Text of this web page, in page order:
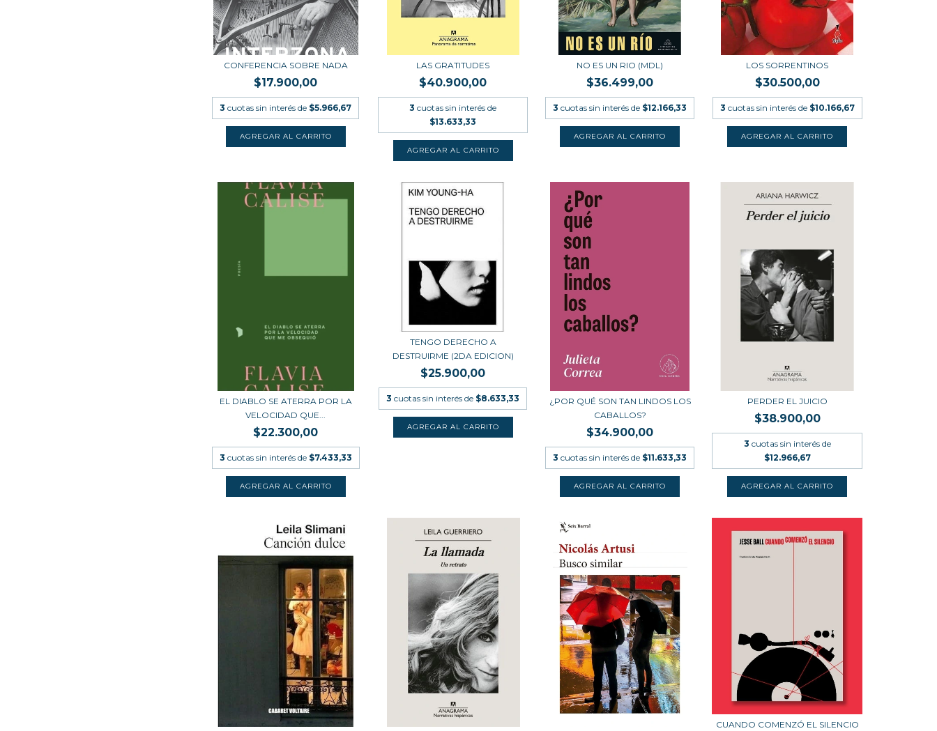
CONFERENCIA SOBRE NADA
$17.900,00
3 cuotas sin interés de $5.966,67
LAS GRATITUDES
$40.900,00
3 cuotas sin interés de
$13.633,33
NO ES UN RIO (MDL)
$36.499,00
3 cuotas sin interés de $12.166,33
LOS SORRENTINOS
$30.500,00
3 cuotas sin interés de $10.166,67
EL DIABLO SE ATERRA POR LA
VELOCIDAD QUE...
$22.300,00
3 cuotas sin interés de $7.433,33
TENGO DERECHO A
DESTRUIRME (2DA EDICION)
$25.900,00
3 cuotas sin interés de $8.633,33
¿POR QUÉ SON TAN LINDOS LOS
CABALLOS?
$34.900,00
3 cuotas sin interés de $11.633,33
PERDER EL JUICIO
$38.900,00
3 cuotas sin interés de
$12.966,67
CUANDO COMENZÓ EL SILENCIO